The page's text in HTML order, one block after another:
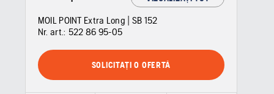
MOIL POINT Extra Long | SB 152
Nr. art.: 522 86 95‑05
SOLICITAȚI O OFERTĂ